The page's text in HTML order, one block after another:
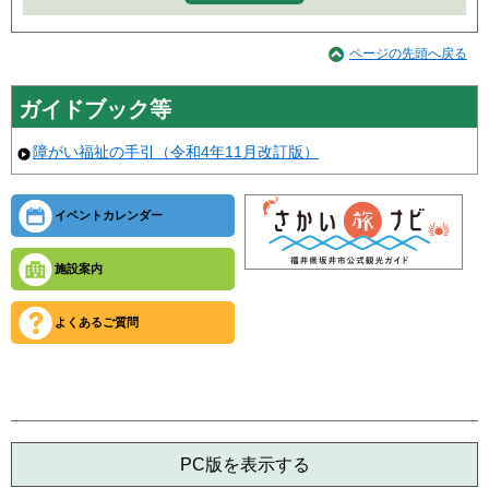
ページの先頭へ戻る
ガイドブック等
障がい福祉の手引（令和4年11月改訂版）
イベントカレンダー
施設案内
よくあるご質問
PC版を表示する